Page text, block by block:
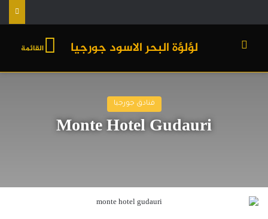
لؤلؤة البحر الاسود جورجيا القائمة
فنادق جورجيا
Monte Hotel Gudauri